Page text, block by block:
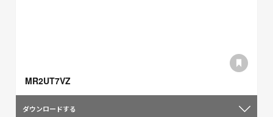
MR2UT7VZ
ダウンロードする